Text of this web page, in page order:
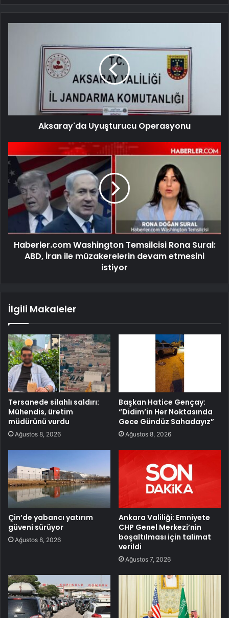
Aksaray'da Uyuşturucu Operasyonu
Haberler.com Washington Temsilcisi Rona Sural:
ABD, İran ile müzakerelerin devam etmesini
istiyor
İlgili Makaleler
Tersanede silahlı saldırı:
Mühendis, üretim
müdürünü vurdu
Ağustos 8, 2026
Başkan Hatice Gençay:
“Didim’in Her Noktasında
Gece Gündüz Sahadayız”
Ağustos 8, 2026
Çin’de yabancı yatırım
güveni sürüyor
Ağustos 8, 2026
Ankara Valiliği: Emniyete
CHP Genel Merkezi’nin
boşaltılması için talimat
verildi
Ağustos 7, 2026